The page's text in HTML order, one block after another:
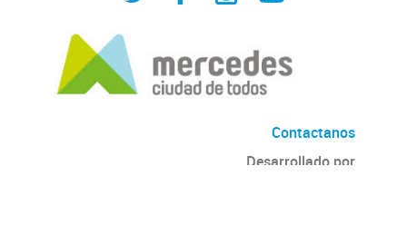
Contactanos
Desarrollado por